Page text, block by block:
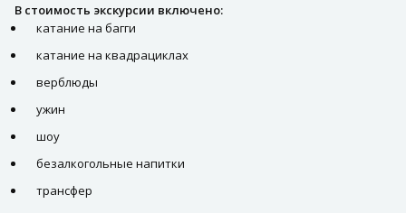
В стоимость экскурсии включено:
катание на багги
катание на квадрациклах
верблюды
ужин
шоу
безалкогольные напитки
трансфер